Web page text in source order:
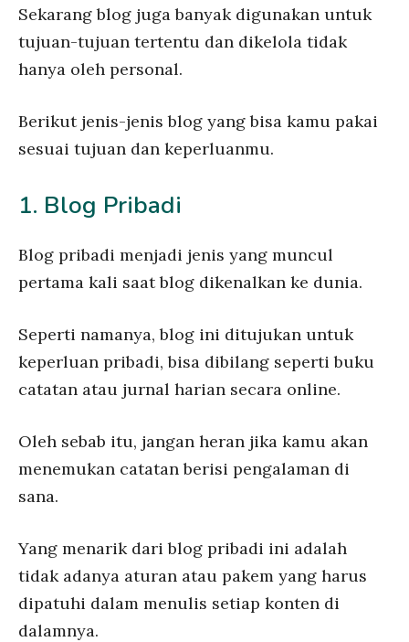
Sekarang blog juga banyak digunakan untuk
tujuan-tujuan tertentu dan dikelola tidak
hanya oleh personal.
Berikut jenis-jenis blog yang bisa kamu pakai
sesuai tujuan dan keperluanmu.
1. Blog Pribadi
Blog pribadi menjadi jenis yang muncul
pertama kali saat blog dikenalkan ke dunia.
Seperti namanya, blog ini ditujukan untuk
keperluan pribadi, bisa dibilang seperti buku
catatan atau jurnal harian secara online.
Oleh sebab itu, jangan heran jika kamu akan
menemukan catatan berisi pengalaman di
sana.
Yang menarik dari blog pribadi ini adalah
tidak adanya aturan atau pakem yang harus
dipatuhi dalam menulis setiap konten di
dalamnya.